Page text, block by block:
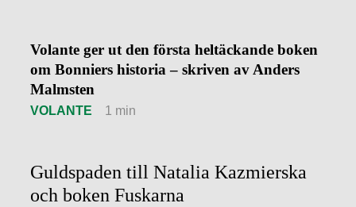
Volante ger ut den första heltäckande boken
om Bonniers historia – skriven av Anders
Malmsten
VOLANTE 1 min
Guldspaden till Natalia Kazmierska
och boken Fuskarna